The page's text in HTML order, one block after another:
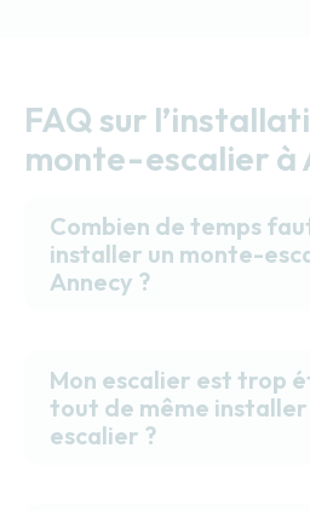
FAQ sur
monte-escalier à
Combien de temps
installer un monte-
Annecy ?
Mon escalier est trop
tout de même
escalier ?